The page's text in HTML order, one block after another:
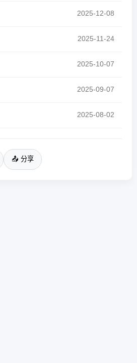
2025-12-08
2025-11-24
2025-10-07
2025-09-07
2025-08-02
📤 分享